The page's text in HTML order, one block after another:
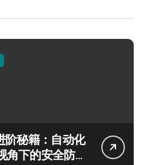
阶秘籍：自动化
角下的安全防注